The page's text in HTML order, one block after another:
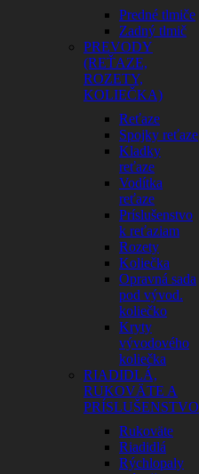
Predné tlmiče
Zadný tlmič
PREVODY
(REŤAZE,
ROZETY,
KOLIEČKA)
Reťaze
Spojky reťaze
Kladky
reťaze
Vodítka
reťaze
Príslušenstvo
k reťaziam
Rozety
Koliečka
Opravná sada
pod vývod.
koliečko
Kryty
vývodového
koliečka
RIADIDLÁ,
RUKOVÄTE A
PRÍSLUŠENSTVO
Rukoväte
Riadidlá
Rýchlopaly